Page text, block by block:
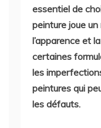
essentiel de
peinture joue
l’apparence et
certaines
les
peintures qui
les défauts.